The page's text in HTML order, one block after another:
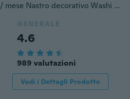
Giorno della settimana / mese Nastro decorativo Washi fai da te Bianco e nero Nastro adesivo giapponese fatto a mano Adesivo di carta adesiva Diario Strumenti per scrapbooking Cancelleria Materiale scolastico
GENERALE
4.6
989 valutazioni
Vedi i Dettagli Prodotto